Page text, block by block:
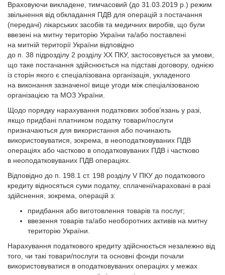
Враховуючи викладене, тимчасовий (до 31.03.2019 р.) режим
звільнення від обкладання ПДВ для операцій з постачання
(передачі) лікарських засобів та медичних виробів, що були
ввезені на митну територію України та/або поставлені
на митній території Украї­ни відповідно
до п. 38 підрозділу 2 розділу XX ПКУ, застосовується за умови,
що таке постачання здійснюється на підставі договору, однією
із сторін якого є спеціалізована організація, укладеного
на виконання зазначеної вище угоди між спеціалізованою
організацією та МОЗ України.
Щодо порядку нарахування податкових зобов’язань у разі,
якщо придбані платником податку товари/послуги
призначаються для використання або починають
використовуватися, зокрема, в неоподатковуваних ПДВ
операціях або частково в оподатковуваних ПДВ і частково
в неоподатковуваних ПДВ операціях.
Відповідно до п. 198.1 ст. 198 розділу V ПКУ до податкового
кредиту відносяться суми податку, сплачені/нараховані в разі
здійснення, зокрема, операцій з:
придбання або виготовлення товарів та послуг;
ввезення товарів та/або необоротних активів на митну
територію України.
Нарахування податкового кредиту здійснюється незалежно від
того, чи такі товари/послуги та основні фонди почали
використовуватися в оподатковуваних операціях у межах